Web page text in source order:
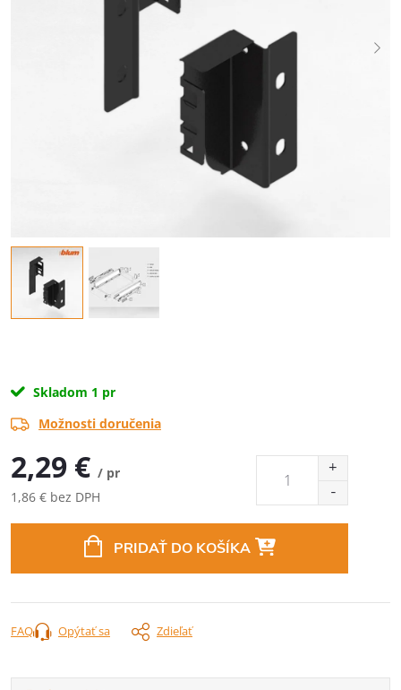
Skladom 1 pr
Možnosti doručenia
2,29 € / pr
1,86 € bez DPH
PRIDAŤ DO KOŠÍKA
Opýtať sa Zdieľať
FAQ